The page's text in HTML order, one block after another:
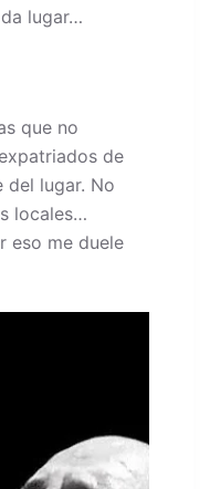
lugar…
que no
de
del lugar. No
locales…
eso me duele